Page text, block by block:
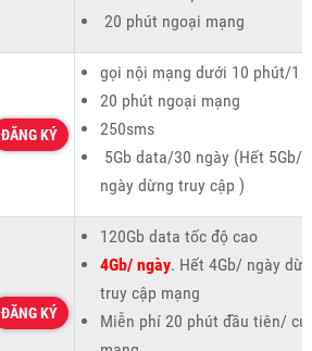
20 phút ngoại mạng
ĐĂNG KÝ
gọi nội mạng dưới 10 phút/1
20 phút ngoại mạng
250sms
5Gb data/30 ngày (Hết 5Gb/1
ngày dừng truy cập )
ĐĂNG KÝ
120Gb data tốc độ cao
4Gb/ ngày. Hết 4Gb/ ngày
truy cập mạng
Miễn phí 20 phút đầu tiên/